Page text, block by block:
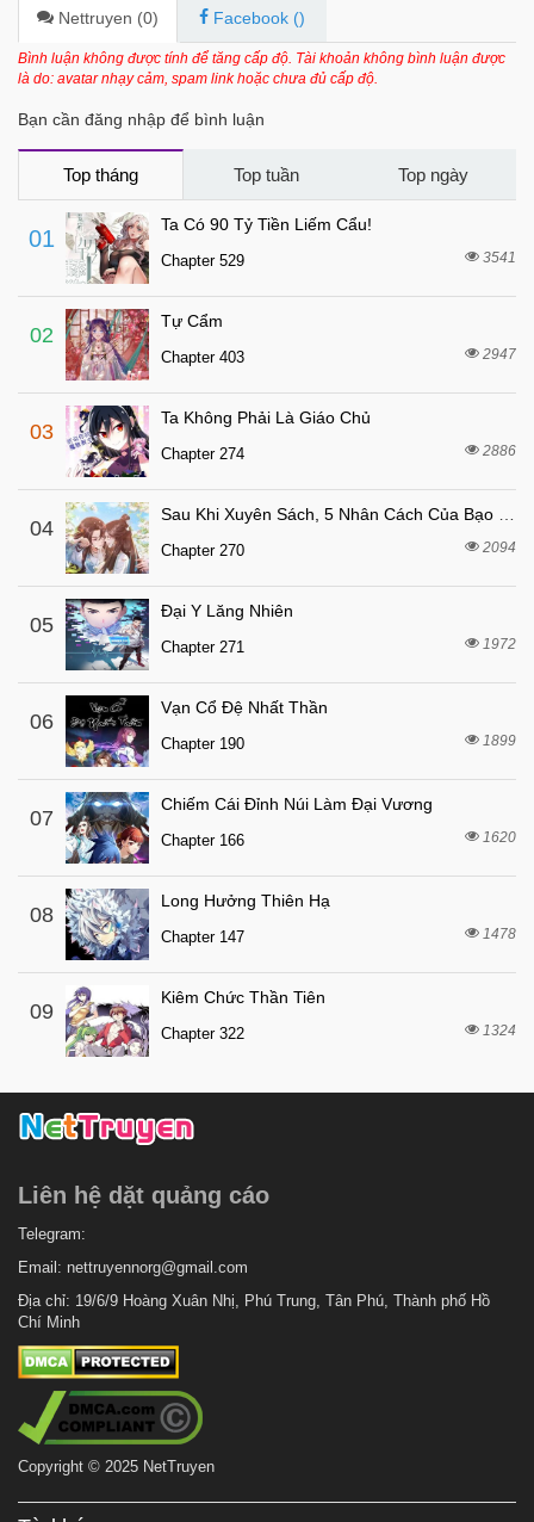
Nettruyen (0) Facebook ()
Bình luận không được tính để tăng cấp độ. Tài khoản không bình luận được
là do: avatar nhạy cảm, spam link hoặc chưa đủ cấp độ.
Bạn cần đăng nhập để bình luận
Top tháng Top tuần Top ngày
01
Ta Có 90 Tỷ Tiền Liếm Cẩu!
Chapter 529 3541
02
Tự Cẩm
Chapter 403 2947
03
Ta Không Phải Là Giáo Chủ
Chapter 274 2886
04
Chapter 270 2094
05
Đại Y Lăng Nhiên
Chapter 271 1972
06
Vạn Cổ Đệ Nhất Thần
Chapter 190 1899
07
Chiếm Cái Đỉnh Núi Làm Đại Vương
Chapter 166 1620
08
Long Hưởng Thiên Hạ
Chapter 147 1478
09
Kiêm Chức Thần Tiên
Chapter 322 1324
Liên hệ dặt quảng cáo
Telegram:
Email: nettruyennorg@gmail.com
Địa chỉ: 19/6/9 Hoàng Xuân Nhị, Phú Trung, Tân Phú, Thành phố Hồ
Chí Minh
Copyright © 2025 NetTruyen